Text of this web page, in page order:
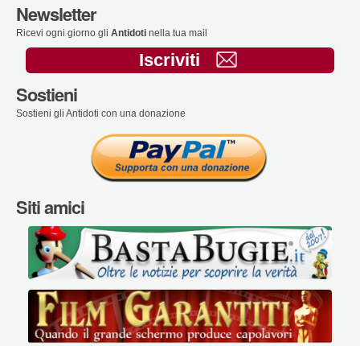
Newsletter
Ricevi ogni giorno gli Antidoti nella tua mail
Iscriviti
Sostieni
Sostieni gli Antidoti con una donazione
Siti amici